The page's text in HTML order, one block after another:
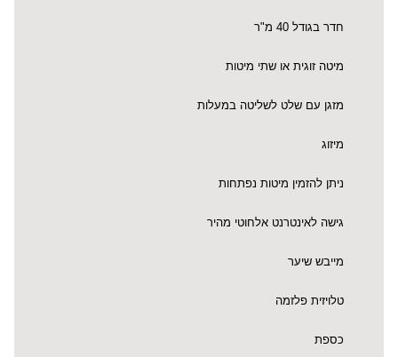
חדר בגודל 40 מ"ר
מיטה זוגית או שתי מיטות
מזגן עם שלט לשליטה במעלות
מיזוג
ניתן להזמין מיטות נפתחות
גישה לאינטרנט אלחוטי מהיר
מייבש שיער
טלויזית פלזמה
כספת